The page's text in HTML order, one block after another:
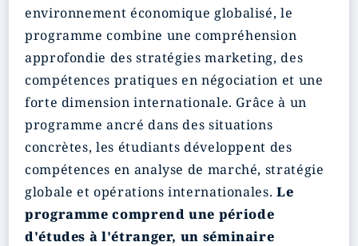
environnement économique globalisé, le
programme combine une compréhension
approfondie des stratégies marketing, des
compétences pratiques en négociation et une
forte dimension internationale. Grâce à un
programme ancré dans des situations
concrètes, les étudiants développent des
compétences en analyse de marché, stratégie
globale et opérations internationales. Le
programme comprend une période
d'études à l'étranger, un séminaire